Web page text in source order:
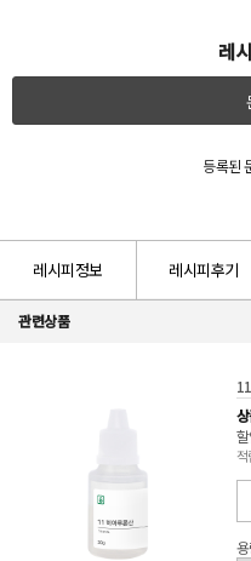
레
등록된
레시피정보 레시피후기
관련상품